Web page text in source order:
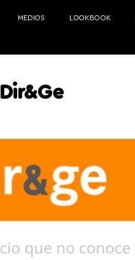
MEDIOS LOOKBOOK
Dir&Ge